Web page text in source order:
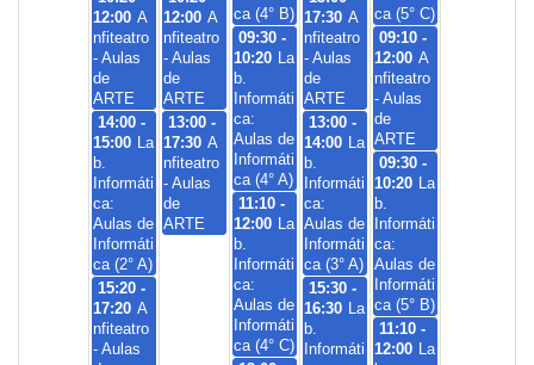
ca (4° B)
09:30 -
10:20 La
b.
Informáti
ca:
Aulas de
Informáti
ca (4° A)
11:10 -
12:00 La
b.
Informáti
ca:
Aulas de
Informáti
ca (4° C)
ca (5° C)
09:30 -
10:20 La
b.
Informáti
ca:
Aulas de
Informáti
ca (5° B)
11:10 -
12:00 La
14:00 -
15:00 La
b.
Informáti
ca:
Aulas de
Informáti
ca (2° A)
13:00 -
14:00 La
b.
Informáti
ca:
Aulas de
Informáti
ca (3° A)
15:30 -
16:30 La
b.
Informáti
12:00 A
nfiteatro
- Aulas
de
ARTE
12:00 A
nfiteatro
- Aulas
de
ARTE
09:10 -
12:00 A
nfiteatro
- Aulas
de
ARTE
15:20 -
17:20 A
nfiteatro
- Aulas
13:00 -
17:30 A
nfiteatro
- Aulas
de
ARTE
17:30 A
nfiteatro
- Aulas
de
ARTE